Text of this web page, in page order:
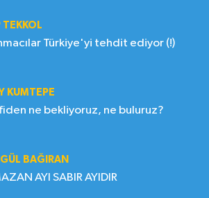
TEKKOL
Türkiye'yi tehdit ediyor (!)
KUMTEPE
ne bekliyoruz, ne buluruz?
BAĞIRAN
AYI SABIR AYIDIR